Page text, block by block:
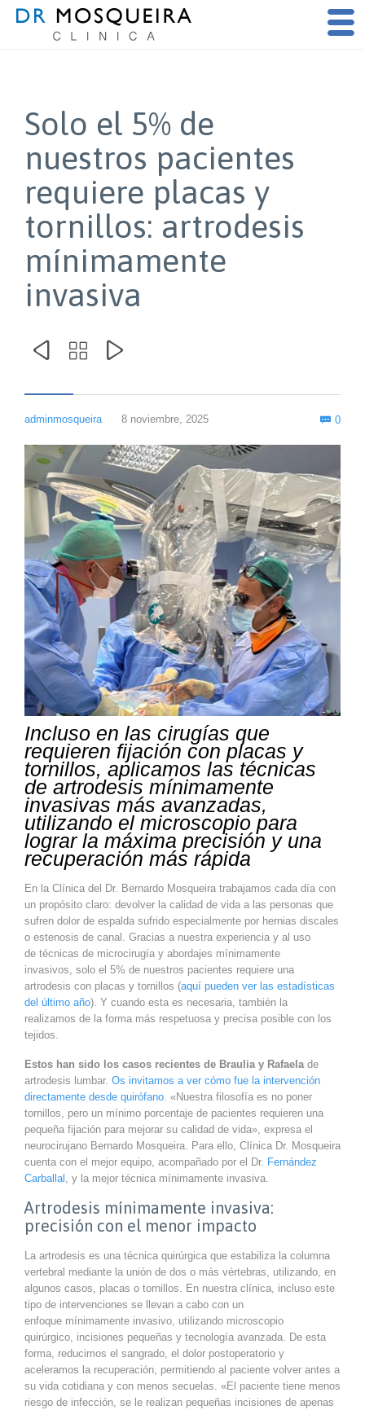
Solo el 5% de
nuestros pacientes
requiere placas y
tornillos: artrodesis
mínimamente
invasiva
  
adminmosqueira 8 noviembre, 2025  0
Incluso en las cirugías que
requieren fijación con placas y
tornillos, aplicamos las técnicas
de artrodesis mínimamente
invasivas más avanzadas,
utilizando el microscopio para
lograr la máxima precisión y una
recuperación más rápida
En la Clínica del Dr. Bernardo Mosqueira trabajamos cada día con
un propósito claro: devolver la calidad de vida a las personas que
sufren dolor de espalda sufrido especialmente por hernias discales
o estenosis de canal. Gracias a nuestra experiencia y al uso
de técnicas de microcirugía y abordajes mínimamente
invasivos, solo el 5% de nuestros pacientes requiere una
artrodesis con placas y tornillos (aquí pueden ver las estadísticas
del último año). Y cuando esta es necesaria, también la
realizamos de la forma más respetuosa y precisa posible con los
tejidos.
Estos han sido los casos recientes de Braulia y Rafaela de
artrodesis lumbar. Os invitamos a ver cómo fue la intervención
directamente desde quirófano . «Nuestra filosofía es no poner
tornillos, pero un mínimo porcentaje de pacientes requieren una
pequeña fijación para mejorar su calidad de vida», expresa el
neurocirujano Bernardo Mosqueira. Para ello, Clínica Dr. Mosqueira
cuenta con el mejor equipo, acompañado por el Dr. Fernández
Carballal , y la mejor técnica mínimamente invasiva.
Artrodesis mínimamente invasiva:
precisión con el menor impacto
La artrodesis es una técnica quirúrgica que estabiliza la columna
vertebral mediante la unión de dos o más vértebras, utilizando, en
algunos casos, placas o tornillos. En nuestra clínica, incluso este
tipo de intervenciones se llevan a cabo con un
enfoque mínimamente invasivo, utilizando microscopio
quirúrgico, incisiones pequeñas y tecnología avanzada. De esta
forma, reducimos el sangrado, el dolor postoperatorio y
aceleramos la recuperación, permitiendo al paciente volver antes a
su vida cotidiana y con menos secuelas. «El paciente tiene menos
riesgo de infección, se le realizan pequeñas incisiones de apenas